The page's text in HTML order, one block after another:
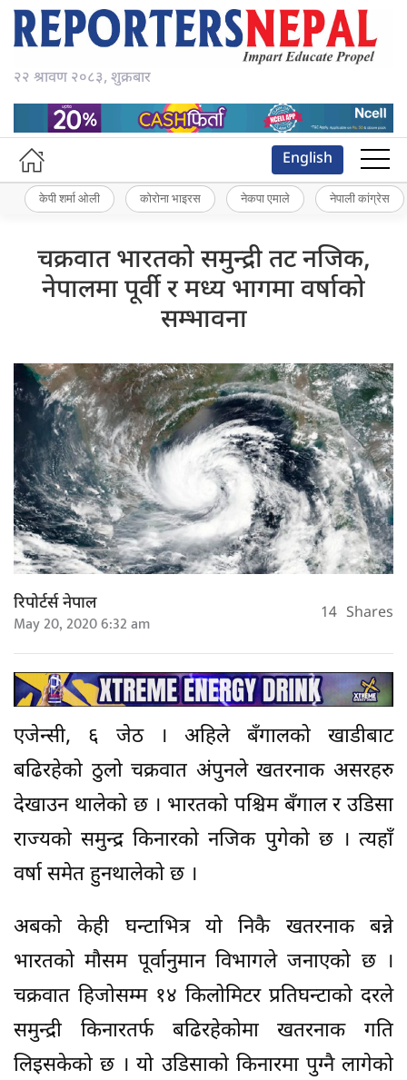
२२ श्रावण २०८३, शुक्रबार
English
केपी शर्मा ओली कोरोना भाइरस नेकपा एमाले नेपाली कांग्रेस
चक्रवात भारतको समुन्द्री तट नजिक,
नेपालमा पूर्वी र मध्य भागमा वर्षाको
सम्भावना
रिपोर्टर्स नेपाल
May 20, 2020 6:32 am 14 Shares
एजेन्सी, ६ जेठ । अहिले बँगालको खाडीबाट
बढिरहेको ठुलो चक्रवात अंपुनले खतरनाक असरहरु
देखाउन थालेको छ । भारतको पश्चिम बँगाल र उडिसा
राज्यको समुन्द्र किनारको नजिक पुगेको छ । त्यहाँ
वर्षा समेत हुनथालेको छ ।
अबको केही घन्टाभित्र यो निकै खतरनाक बन्ने
भारतको मौसम पूर्वानुमान विभागले जनाएको छ ।
चक्रवात हिजोसम्म १४ किलोमिटर प्रतिघन्टाको दरले
समुन्द्री किनारतर्फ बढिरहेकोमा खतरनाक गति
लिइसकेको छ । यो उडिसाको किनारमा पुग्नै लागेको